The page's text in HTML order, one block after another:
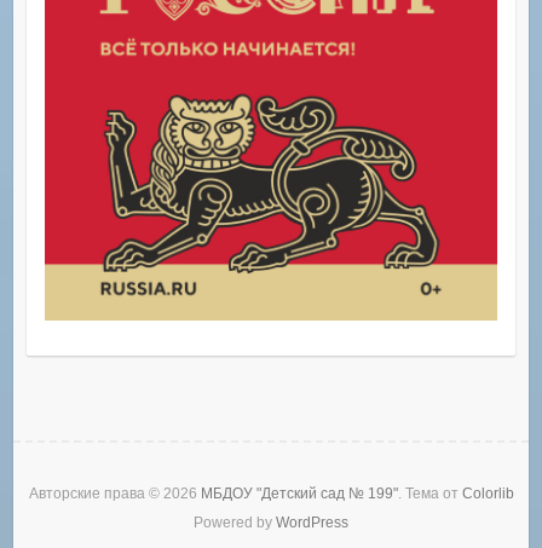
Авторские права © 2026 МБДОУ "Детский сад № 199". Тема от Colorlib
Powered by WordPress